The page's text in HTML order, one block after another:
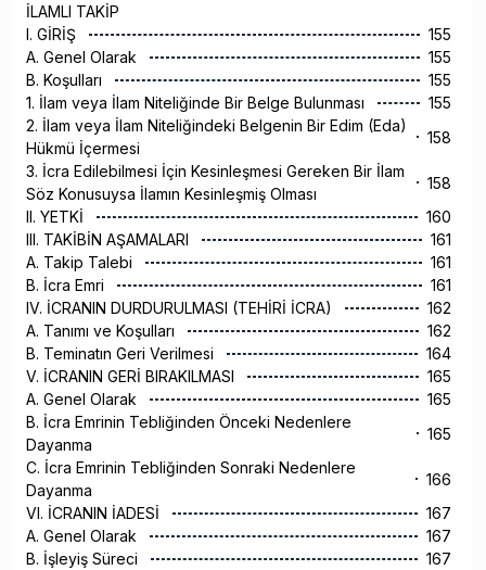
İLAMLI TAKİP
I. GİRİŞ
155
A. Genel Olarak
155
B. Koşulları
155
1. İlam veya İlam Niteliğinde Bir Belge Bulunması
155
2. İlam veya İlam Niteliğindeki Belgenin Bir Edim (Eda)
Hükmü İçermesi
158
3. İcra Edilebilmesi İçin Kesinleşmesi Gereken Bir İlam
Söz Konusuysa İlamın Kesinleşmiş Olması
158
II. YETKİ
160
III. TAKİBİN AŞAMALARI
161
A. Takip Talebi
161
B. İcra Emri
161
IV. İCRANIN DURDURULMASI (TEHİRİ İCRA)
162
A. Tanımı ve Koşulları
162
B. Teminatın Geri Verilmesi
164
V. İCRANIN GERİ BIRAKILMASI
165
A. Genel Olarak
165
B. İcra Emrinin Tebliğinden Önceki Nedenlere
Dayanma
165
C. İcra Emrinin Tebliğinden Sonraki Nedenlere
Dayanma
166
VI. İCRANIN İADESİ
167
A. Genel Olarak
167
B. İşleyiş Süreci
167